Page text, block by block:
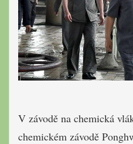
V závodě na chemická
chemickém závodě